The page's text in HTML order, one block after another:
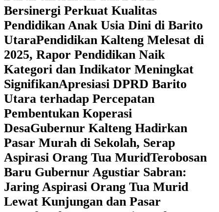
Bersinergi Perkuat Kualitas
Pendidikan Anak Usia Dini di Barito
Utara‎Pendidikan Kalteng Melesat di
2025, Rapor Pendidikan Naik
Kategori dan Indikator Meningkat
SignifikanApresiasi DPRD Barito
Utara terhadap Percepatan
Pembentukan Koperasi
Desa‎Gubernur Kalteng Hadirkan
Pasar Murah di Sekolah, Serap
Aspirasi Orang Tua Murid‎Terobosan
Baru Gubernur Agustiar Sabran:
Jaring Aspirasi Orang Tua Murid
Lewat Kunjungan dan Pasar